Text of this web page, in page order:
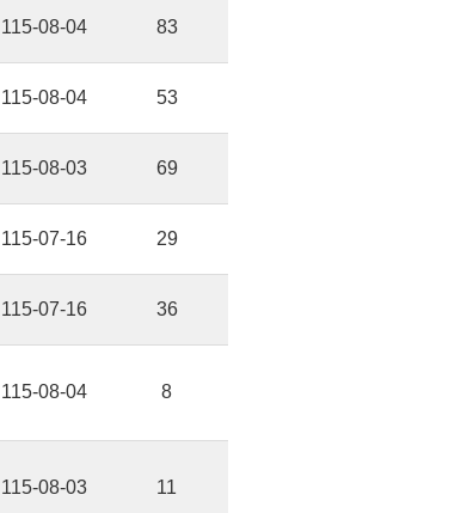
115-08-04 83
115-08-04 53
115-08-03 69
115-07-16 29
115-07-16 36
115-08-04 8
115-08-03 11